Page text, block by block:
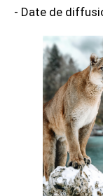
- Date de